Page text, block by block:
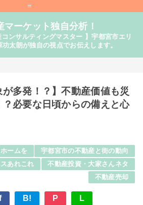
=
ーケット独自分析！
コンサルティングマスター 】宇都宮市エリ
太朗が独自の視点でお伝えします。
が多発！？】不動産価値も災
必要な日頃からの備えと心
ームを
宇都宮市の不動産と街の動向
あれこれ
不動産投資・大家さんネタ
不動産売却
B! P L